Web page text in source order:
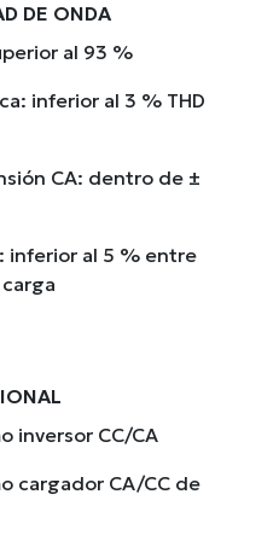
DE ONDA
al 93 %
inferior al 3 % THD
CA: dentro de ±
inferior al 5 % entre
inversor CC/CA
cargador CA/CC de